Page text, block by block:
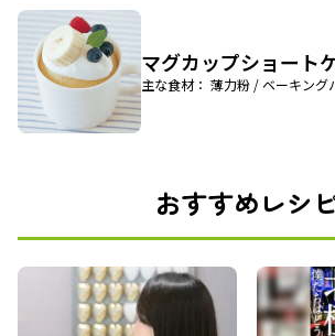
マグカップショート
主な食材： 薄力粉 / ベーキング
おすすめレシ